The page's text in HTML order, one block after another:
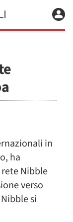
in
ha
Nibble
verso
si